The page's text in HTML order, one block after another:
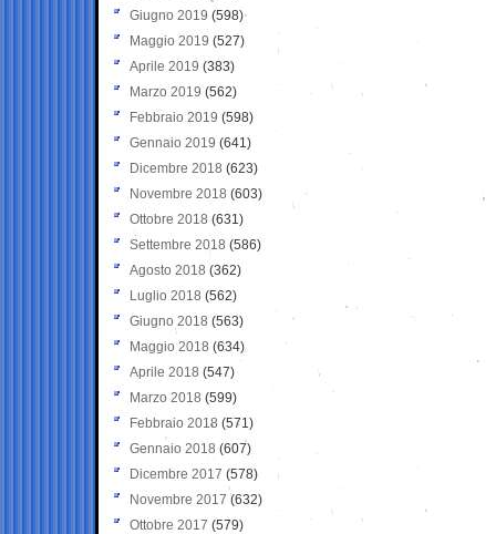
Giugno 2019 (598)
Maggio 2019 (527)
Aprile 2019 (383)
Marzo 2019 (562)
Febbraio 2019 (598)
Gennaio 2019 (641)
Dicembre 2018 (623)
Novembre 2018 (603)
Ottobre 2018 (631)
Settembre 2018 (586)
Agosto 2018 (362)
Luglio 2018 (562)
Giugno 2018 (563)
Maggio 2018 (634)
Aprile 2018 (547)
Marzo 2018 (599)
Febbraio 2018 (571)
Gennaio 2018 (607)
Dicembre 2017 (578)
Novembre 2017 (632)
Ottobre 2017 (579)